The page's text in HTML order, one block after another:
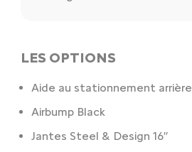
LES OPTIONS
Aide au stationnement arrière
Airbump Black
Jantes Steel & Design 16’’